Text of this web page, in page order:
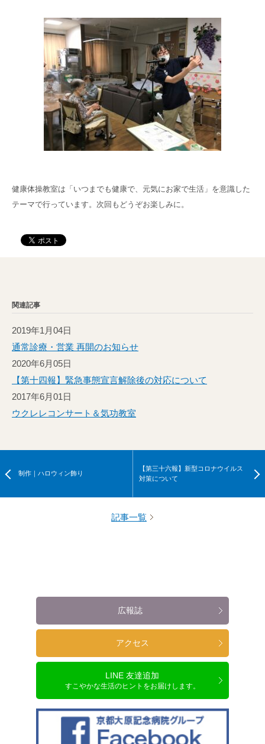
健康体操教室は「いつまでも健康で、元気にお家で生活」を意識した
テーマで行っています。次回もどうぞお楽しみに。
関連記事
2019年1月04日
通常診療・営業 再開のお知らせ
2020年6月05日
【第十四報】緊急事態宣言解除後の対応について
2017年6月01日
ウクレレコンサート＆気功教室
制作｜ハロウィン飾り
【第三十六報】新型コロナウイルス
対策について
記事一覧
広報誌
アクセス
LINE 友達追加
すこやかな生活のヒントをお届けします。